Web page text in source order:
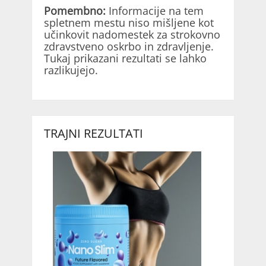
Pomembno: Informacije na tem
spletnem mestu niso mišljene kot
učinkovit nadomestek za strokovno
zdravstveno oskrbo in zdravljenje.
Tukaj prikazani rezultati se lahko
razlikujejo.
TRAJNI REZULTATI